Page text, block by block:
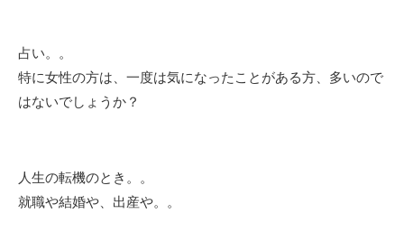
占い。。
特に女性の方は、一度は気になったことがある方、多いので
はないでしょうか？
人生の転機のとき。。
就職や結婚や、出産や。。